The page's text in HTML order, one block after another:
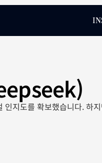
도를 확보했습니다. 하